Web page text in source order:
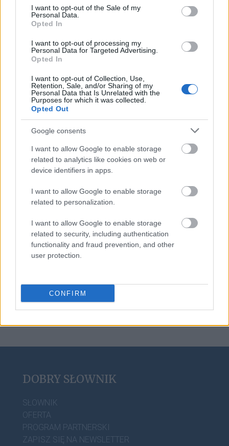
consent section.
I want to opt-out of the Sale of my
Personal Data.
Opted In
I want to opt-out of processing my
Personal Data for Targeted Advertising.
Opted In
I want to opt-out of Collection, Use,
Retention, Sale, and/or Sharing of my
Personal Data that Is Unrelated with the
Purposes for which it was collected.
Opted Out
Google consents
I want to allow Google to enable storage
related to analytics like cookies on web or
device identifiers in apps.
I want to allow Google to enable storage
related to personalization.
I want to allow Google to enable storage
related to security, including authentication
functionality and fraud prevention, and other
user protection.
CONFIRM
peryferie
wykłuć
bóbr
college
alterglobalizm
DOBRY SŁOWNIK
SŁOWNIK
OFERTA
PROGRAM PARTNERSKI
ZAPISZ SIĘ NA NEWSLETTER